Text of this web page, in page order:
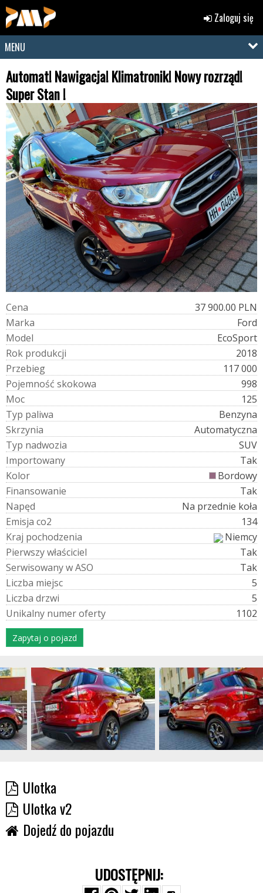
Zaloguj się
MENU
Automat! Nawigacja! Klimatronik! Nowy rozrząd!
Super Stan !
Cena
37 900.00 PLN
Marka
Ford
Model
EcoSport
Rok produkcji
2018
Przebieg
117 000
Pojemność skokowa
998
Moc
125
Typ paliwa
Benzyna
Skrzynia
Automatyczna
Typ nadwozia
SUV
Importowany
Tak
Kolor
Bordowy
Finansowanie
Tak
Napęd
Na przednie koła
Emisja co2
134
Kraj pochodzenia
Niemcy
Pierwszywłaściciel
Tak
SerwisowanywASO
Tak
Liczba miejsc
5
Liczba drzwi
5
Unikalny numeroferty 1102
Zapytaj o pojazd
Ulotka
Ulotka v2
Dojedź do pojazdu
UDOSTĘPNIJ: